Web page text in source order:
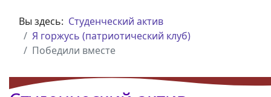
Вы здесь: Студенческий актив
Я горжусь (патриотический клуб)
Победили вместе